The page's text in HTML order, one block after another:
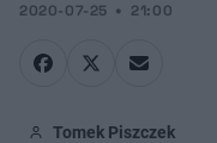
2020-07-25 21:00
Tomek Piszczek